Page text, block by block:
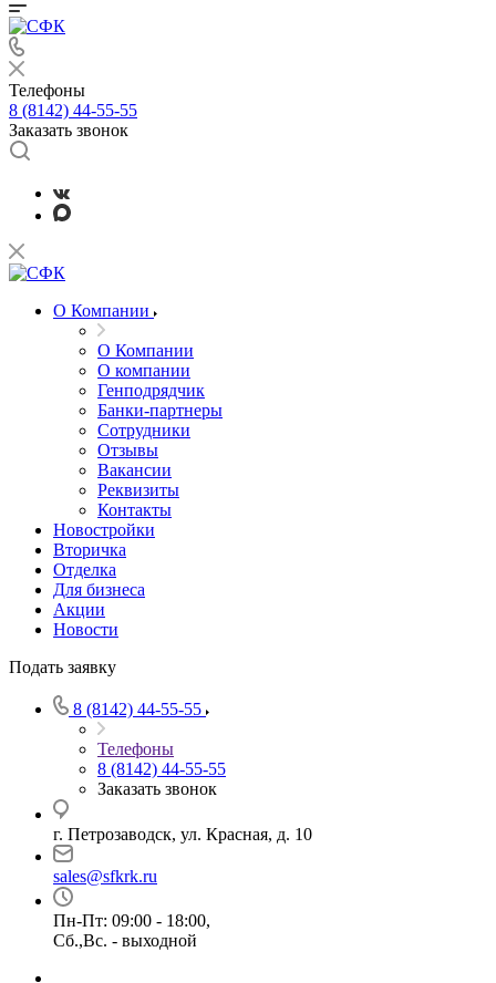
Телефоны
8 (8142) 44-55-55
Заказать звонок
О Компании
О Компании
О компании
Генподрядчик
Банки-партнеры
Сотрудники
Отзывы
Вакансии
Реквизиты
Контакты
Новостройки
Вторичка
Отделка
Для бизнеса
Акции
Новости
Подать заявку
8 (8142) 44-55-55
Телефоны
8 (8142) 44-55-55
Заказать звонок
г. Петрозаводск, ул. Красная, д. 10
sales@sfkrk.ru
Пн-Пт: 09:00 - 18:00,
Сб.,Вс. - выходной